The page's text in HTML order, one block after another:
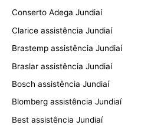
Conserto Adega Jundiaí
Clarice assistência Jundiaí
Brastemp assistência Jundiaí
Braslar assistência Jundiaí
Bosch assistência Jundiaí
Blomberg assistência Jundiaí
Best assistência Jundiaí